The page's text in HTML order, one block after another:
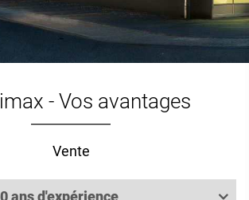
Client de l'industrie chimique
- Vos avantages
Vente
ans d'expérience